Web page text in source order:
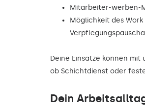
Mitarbeiter-werben-
Möglichkeit des
Deine Einsätze können
ob Schichtdienst oder
Dein